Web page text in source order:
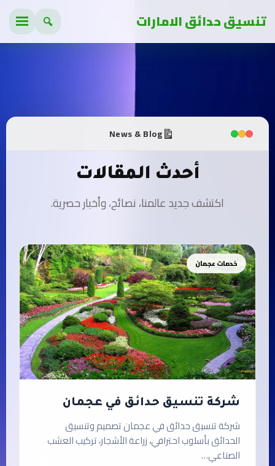
تنسيق حدائق الامارات
News & Blog
أحدث المقالات
اكتشف جديد عالمنا، نصائح، وأخبار حصرية.
خدمات عجمان
شركة تنسيق حدائق في عجمان
شركة تنسيق حدائق في عجمان تصميم وتنسيق
الحدائق بأسلوب احترافي، زراعة الأشجار، تركيب العشب
الصناعي…